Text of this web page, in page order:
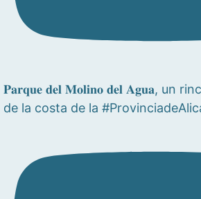
𝐏𝐚𝐫𝐪𝐮𝐞 𝐝𝐞𝐥 𝐌𝐨𝐥𝐢𝐧𝐨 𝐝𝐞𝐥 𝐀𝐠𝐮𝐚, un
de la costa de la